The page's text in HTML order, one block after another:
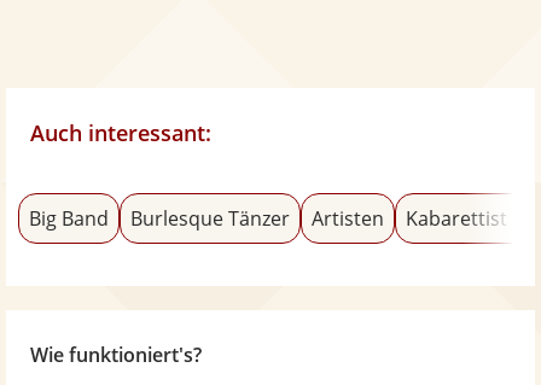
Auch interessant:
Big Band Burlesque Tänzer Artisten Kabarettist &
Wie funktioniert's?